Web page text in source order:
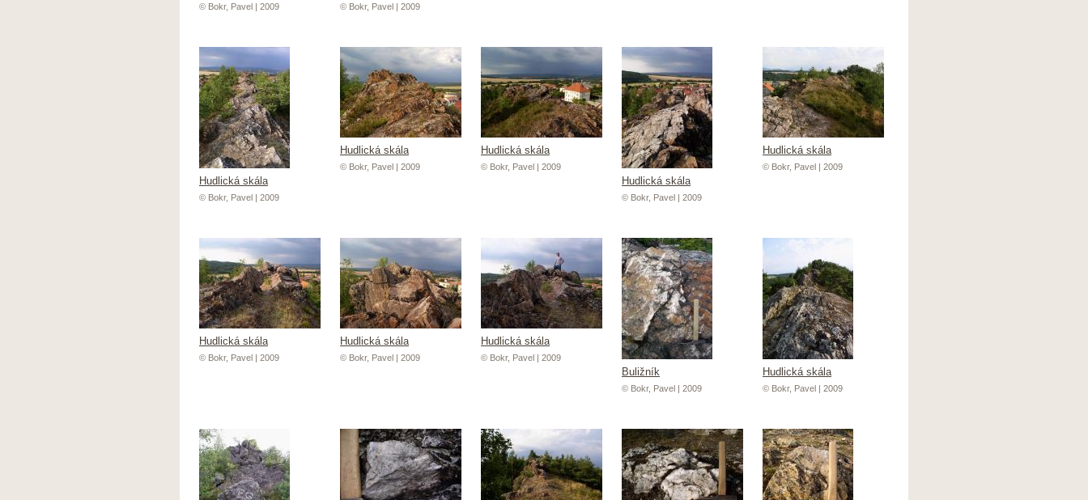
© Bokr, Pavel | 2009 © Bokr, Pavel | 2009
Hudlická skála
© Bokr, Pavel | 2009
Hudlická skála
© Bokr, Pavel | 2009
Hudlická skála
© Bokr, Pavel | 2009
Hudlická skála
© Bokr, Pavel | 2009
Hudlická skála
© Bokr, Pavel | 2009
Hudlická skála
© Bokr, Pavel | 2009
Hudlická skála
© Bokr, Pavel | 2009
Hudlická skála
© Bokr, Pavel | 2009
Buližník
© Bokr, Pavel | 2009
Hudlická skála
© Bokr, Pavel | 2009